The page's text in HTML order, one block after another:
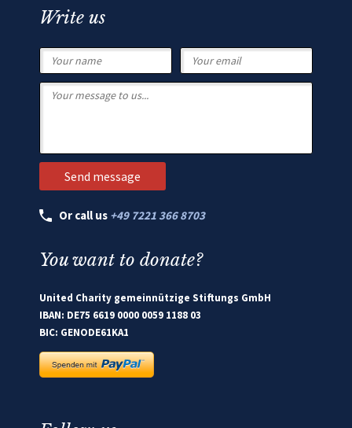
Write us
Or call us +49 7221 366 8703
You want to donate?
United Charity gemeinnützige Stiftungs GmbH
IBAN: DE75 6619 0000 0059 1188 03
BIC: GENODE61KA1